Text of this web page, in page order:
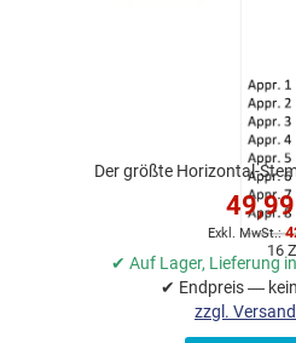
16
Der größte Horizontal-
✔ Auf Lager, Lieferung
✔ Endpreis —
zzgl.